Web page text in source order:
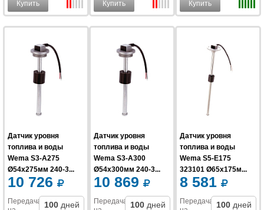
Купить Купить Купить
Датчик уровня
топлива и воды
Wema S3-A275
Ø54x275мм 240-3...
10 726
Передача
100 дней
Датчик уровня
топлива и воды
Wema S3-A300
Ø54x300мм 240-3...
10 869
Передача
100 дней
Датчик уровня
топлива и воды
Wema S5-E175
323101 Ø65x175м...
8 581
Передача
100 дней